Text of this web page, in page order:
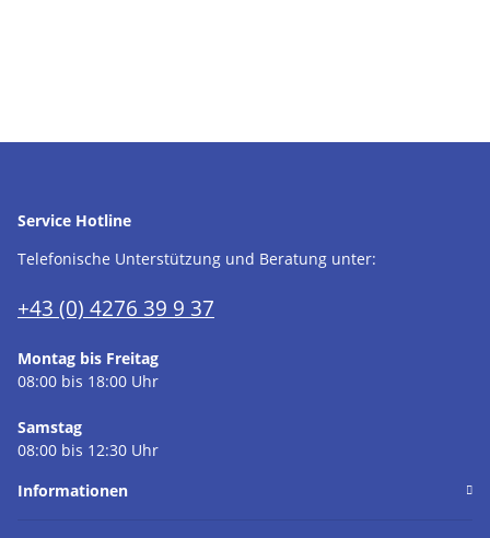
Service Hotline
Telefonische Unterstützung und Beratung unter:
+43 (0) 4276 39 9 37
Montag bis Freitag
08:00 bis 18:00 Uhr
Samstag
08:00 bis 12:30 Uhr
Informationen